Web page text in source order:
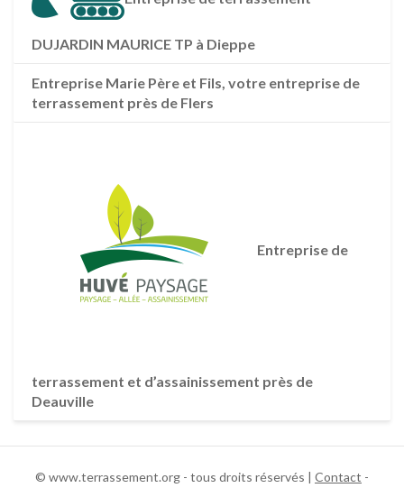
DUJARDIN MAURICE TP à Dieppe
Entreprise Marie Père et Fils, votre entreprise de
terrassement près de Flers
Entreprise de
terrassement et d’assainissement près de
Deauville
© www.terrassement.org - tous droits réservés | Contact -